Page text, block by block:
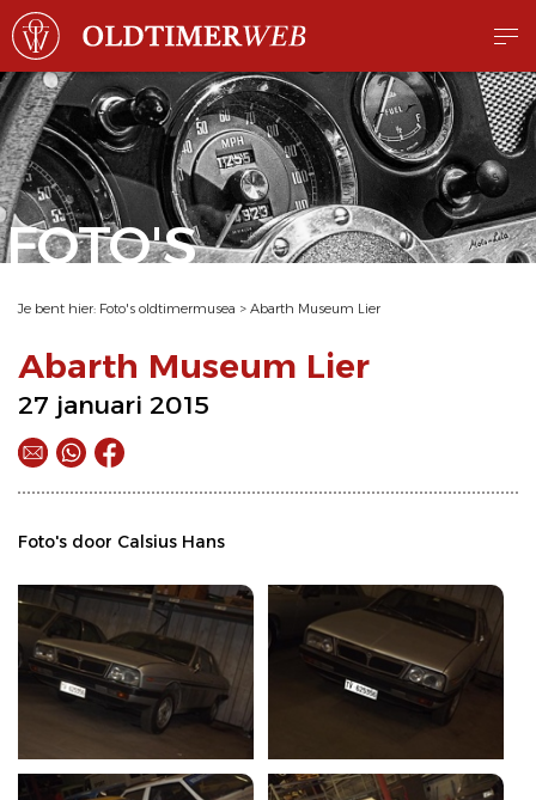
FOTO'S
Je bent hier: Foto's oldtimermusea > Abarth Museum Lier
Abarth Museum Lier
27 januari 2015
Foto's door Calsius Hans